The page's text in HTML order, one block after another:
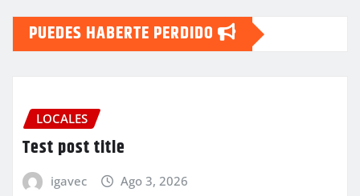
PUEDES HABERTE PERDIDO
LOCALES
Test post title
igavec Ago 3, 2026